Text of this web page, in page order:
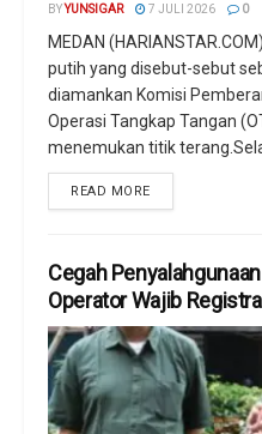
BYYUNSIGAR 7 JULI 2026 0
MEDAN
putih yang disebut-sebut
diamankan Komisi
Operasi Tangkap Tangan
menemukan titik
READ MORE
Cegah
Operator Wajib